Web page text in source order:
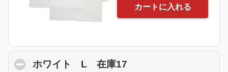
カートに入れる
ホワイト L 在庫17